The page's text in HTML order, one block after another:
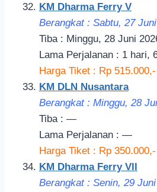
KM Dharma Ferry V
Berangkat : Sabtu, 27
Tiba : Minggu, 28 Juni
Lama Perjalanan : 1 hari,
Harga Tiket : Rp
KM DLN Nusantara
Berangkat : Minggu, 28
Tiba : —
Lama Perjalanan : —
Harga Tiket : Rp 350.000,-
KM Dharma Ferry VII
Berangkat : Senin, 29